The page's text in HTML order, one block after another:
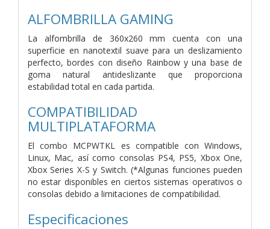
ALFOMBRILLA GAMING
La alfombrilla de 360x260 mm cuenta con una
superficie en nanotextil suave para un deslizamiento
perfecto, bordes con diseño Rainbow y una base de
goma natural antideslizante que proporciona
estabilidad total en cada partida.
COMPATIBILIDAD
MULTIPLATAFORMA
El combo MCPWTKL es compatible con Windows,
Linux, Mac, así como consolas PS4, PS5, Xbox One,
Xbox Series X-S y Switch. (*Algunas funciones pueden
no estar disponibles en ciertos sistemas operativos o
consolas debido a limitaciones de compatibilidad.
Especificaciones